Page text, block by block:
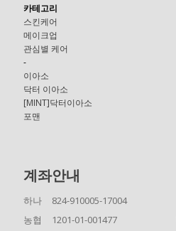
카테고리
스킨케어
메이크업
관심별 케어
-
이아소
닥터 이아소
[MINT]닥터이아소
포맨
계좌안내
하나
824-910005-17004
농협
1201-01-001477